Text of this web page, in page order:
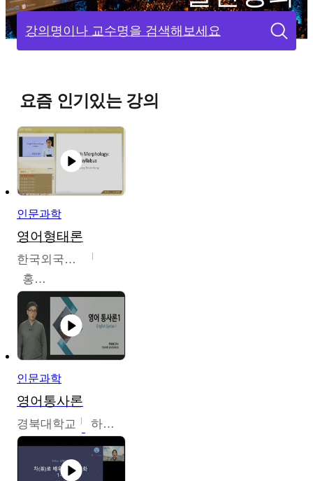
강의명이나 교수명을 검색해보세요
요즘 인기있는 강의
인문과학
영어형태론
한국외국어대학교
홍성훈
인문과학
영어통사론
경북대학교 하승완